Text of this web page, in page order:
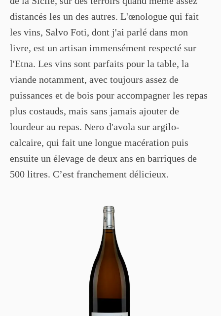
distancés les un des autres. L'œnologue qui fait
les vins, Salvo Foti, dont j'ai parlé dans mon
livre, est un artisan immensément respecté sur
l'Etna. Les vins sont parfaits pour la table, la
viande notamment, avec toujours assez de
puissances et de bois pour accompagner les repas
plus costauds, mais sans jamais ajouter de
lourdeur au repas. Nero d'avola sur argilo-
calcaire, qui fait une longue macération puis
ensuite un élevage de deux ans en barriques de
500 litres. C’est franchement délicieux.